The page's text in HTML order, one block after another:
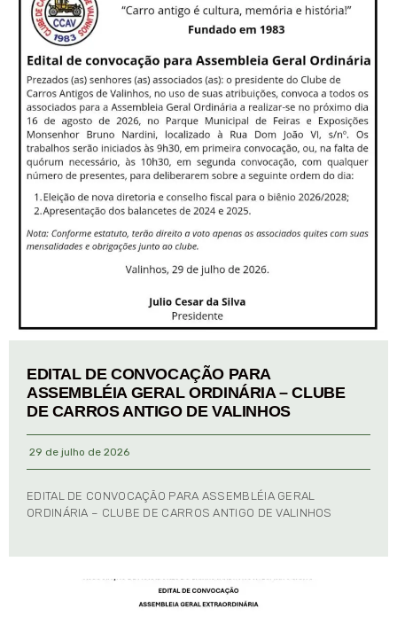
EDITAL DE CONVOCAÇÃO PARA
ASSEMBLÉIA GERAL ORDINÁRIA – CLUBE
DE CARROS ANTIGO DE VALINHOS
29 de julho de 2026
EDITAL DE CONVOCAÇÃO PARA ASSEMBLÉIA GERAL
ORDINÁRIA – CLUBE DE CARROS ANTIGO DE VALINHOS